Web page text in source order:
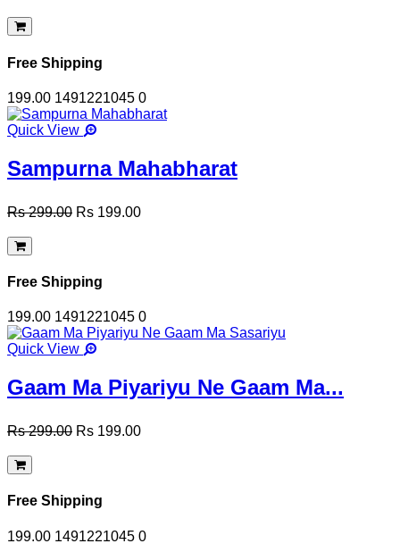
Free Shipping
199.00 1491221045 0
Quick View
Sampurna Mahabharat
Rs 299.00 Rs 199.00
Free Shipping
199.00 1491221045 0
Quick View
Gaam Ma Piyariyu Ne Gaam Ma...
Rs 299.00 Rs 199.00
Free Shipping
199.00 1491221045 0